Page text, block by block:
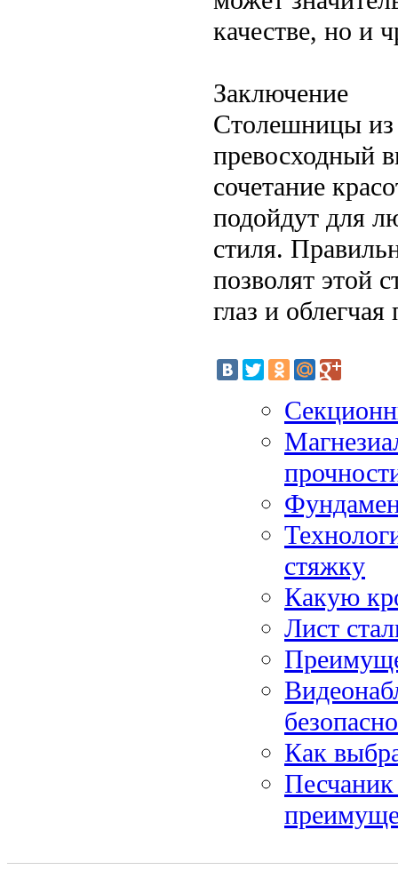
качестве, но и
Заключение
Столешницы из
превосходный
сочетание
подойдут для
стиля.
позволят этой
глаз и
стяжку
Какую
Лист
Как